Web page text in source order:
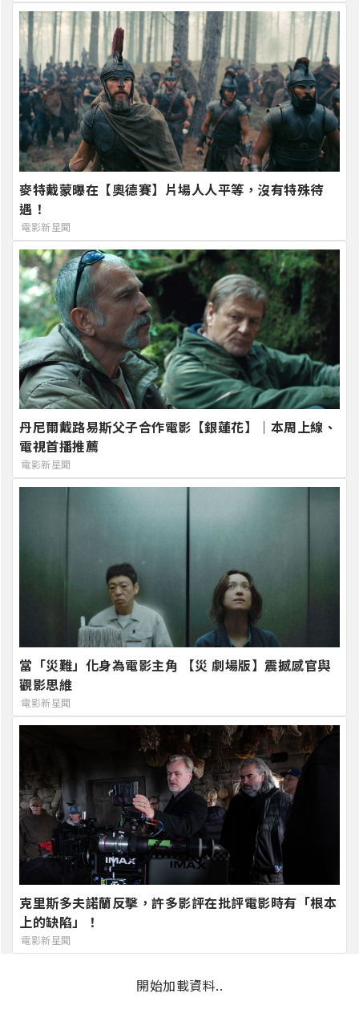
麥特戴蒙曝在【奧德賽】片場人人平等，沒有特殊待
遇！
電影新星聞
丹尼爾戴路易斯父子合作電影【銀蓮花】｜本周上線、
電視首播推薦
電影新星聞
當「災難」化身為電影主角 【災 劇場版】震撼感官與
觀影思維
電影新星聞
克里斯多夫諾蘭反擊，許多影評在批評電影時有「根本
上的缺陷」！
電影新星聞
開始加載資料..